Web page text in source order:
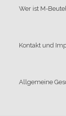
Wer ist M-
Kontakt und
Allgemeine